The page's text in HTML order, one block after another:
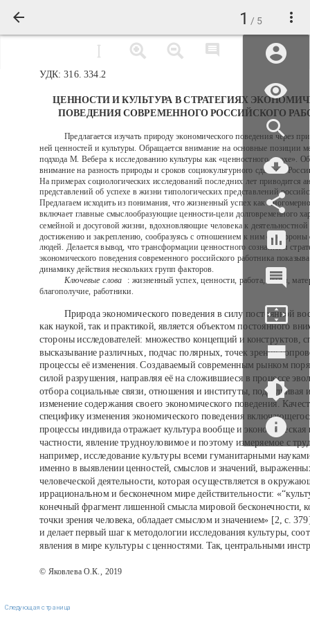
1 / 5
УДК: 316. 334.2
ЦЕННОСТИ И КУЛЬТУРА В СТРАТЕГИЯХ
ПОВЕДЕНИЯ СОВРЕМЕННОГО РОССИЙСКОГО
Предлагается изучать природу экономического поведения через
ней ценностей и культуры. Обращается внимание на основные позиции
подхода М. Вебера к исследованию культуры как «ценностного эпохе».
внимание на разность природы и сроков социокультурного сдвига в
На примерах социологических исследований последних лет приводится
представлений об успехе в жизни типологических представлений
Предлагаем исходить из понимания, что жизненный успех как
включает главные смыслообразующие ценности-цели долговременного
семейной и досуговой жизни, вдохновляющие человека к
достижению и закреплению, сообразуясь с отношением к ним со стороны
людей. Делается вывод, что трансформации ценностного сознания и
экономического поведения современного российского работника
динамику действия нескольких групп факторов.
Ключевые слова
: жизненный успех, ценности, работа, семья,
благополучие, работники.
Природа экономического поведения в силу постоянной
как наукой, так и практикой, является объектом постоянного
стороны исследователей: множество концепций и конструктов,
высказывание различных, подчас полярных, точек зрения
процессы её изменения. Создаваемый современным рынком
силой разрушения, направляя её на сложившиеся в процессе
отбора социальные связи, отношения и институты, подталкивая
изменение содержания своего экономического поведения.
специфику изменения экономического поведения
процессы индивида отражает культура вообще и экономическая
частности, явление трудноуловимое и поэтому измеряемое с
например, исследование культуры всеми гуманитарными
именно в выявлении ценностей, смыслов и значений,
человеческой деятельности, которая осуществляется в
иррациональном и бесконечном мире действительности:
конечный фрагмент лишенной смысла мировой бесконечности,
точки зрения человека, обладает смыслом и значением» [2, с.
и делает первый шаг к методологии исследования культуры,
явления в мире культуры с ценностями. Так, центральными
© Яковлева О.К., 2019
Следующая страница